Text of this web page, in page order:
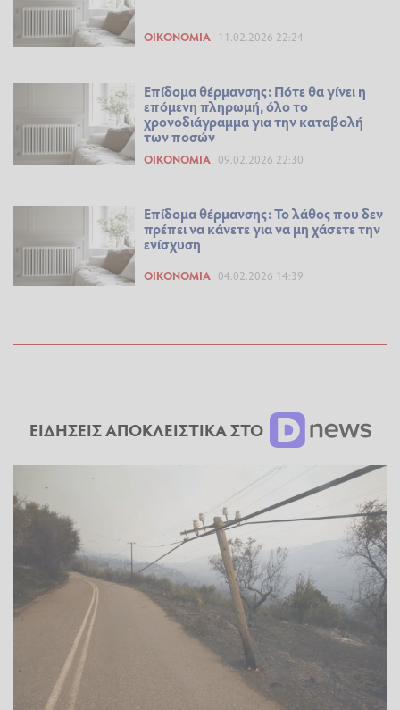
ΟΙΚΟΝΟΜΊΑ 11.02.2026 22:24
Επίδομα θέρμανσης: Πότε θα γίνει η
επόμενη πληρωμή, όλο το
χρονοδιάγραμμα για την καταβολή
των ποσών
ΟΙΚΟΝΟΜΊΑ 09.02.2026 22:30
Επίδομα θέρμανσης: Το λάθος που δεν
πρέπει να κάνετε για να μη χάσετε την
ενίσχυση
ΟΙΚΟΝΟΜΊΑ 04.02.2026 14:39
ΕΙΔΗΣΕΙΣ ΑΠΟΚΛΕΙΣΤΙΚΑ ΣΤΟ